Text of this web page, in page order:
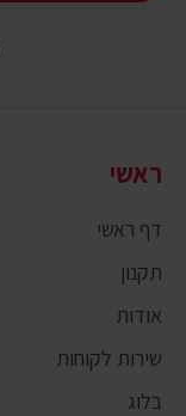
ראשי
דף ראשי
תקנון
אודות
שירות לקוחות
בלוג